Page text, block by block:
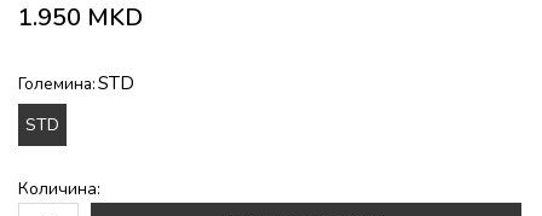
1.950 MKD
Големина:STD
STD
Количина: